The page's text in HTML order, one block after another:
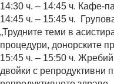
14:30 ч. – 14:45 ч. Кафе-
14:45 ч. – 15:45 ч.
„Трудните теми в
процедури, донорските
15:45 ч. – 15:50 ч.
двойки с репродуктивни